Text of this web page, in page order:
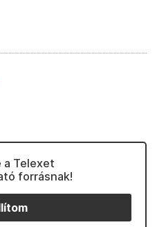
a Telexet
forrásnak!